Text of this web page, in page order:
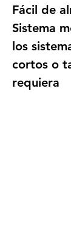
Fácil de
Sistema
los
cortos o
requiera